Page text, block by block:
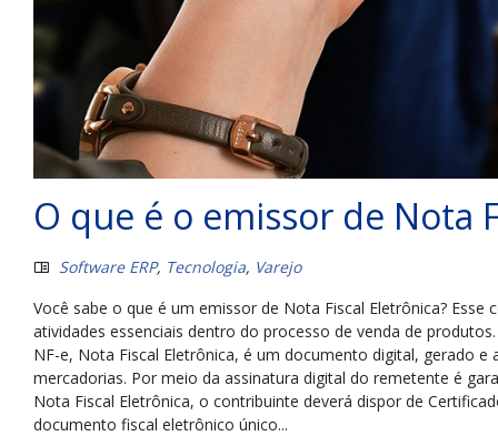
O que é o emissor de Nota
Software ERP, Tecnologia, Varejo
Você sabe o que é um emissor de Nota Fiscal Eletrônica?
atividades essenciais dentro do processo de venda de
NF-e, Nota Fiscal Eletrônica, é um documento digital, gerado
mercadorias. Por meio da assinatura digital do remetente é
Nota Fiscal Eletrônica, o contribuinte deverá dispor de
documento fiscal eletrônico único...